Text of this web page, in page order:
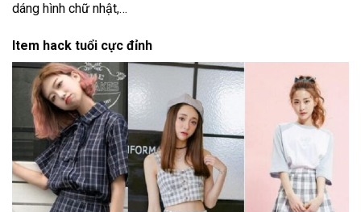
dáng hình chữ nhật,…
Item hack tuổi cực đỉnh